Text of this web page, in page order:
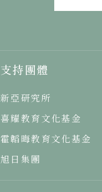
支持團體
新亞研究所
喜耀教育文化基金
霍韜晦教育文化基金
旭日集團